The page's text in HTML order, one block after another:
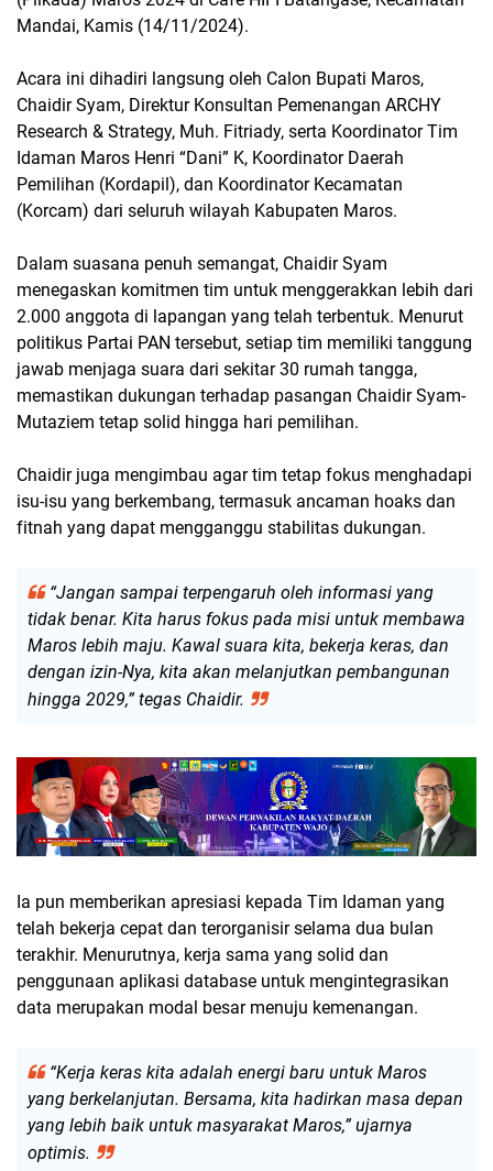
Mandai, Kamis (14/11/2024).
Acara ini dihadiri langsung oleh Calon Bupati Maros,
Chaidir Syam, Direktur Konsultan Pemenangan ARCHY
Research & Strategy, Muh. Fitriady, serta Koordinator Tim
Idaman Maros Henri “Dani” K, Koordinator Daerah
Pemilihan (Kordapil), dan Koordinator Kecamatan
(Korcam) dari seluruh wilayah Kabupaten Maros.
Dalam suasana penuh semangat, Chaidir Syam
menegaskan komitmen tim untuk menggerakkan lebih dari
2.000 anggota di lapangan yang telah terbentuk. Menurut
politikus Partai PAN tersebut, setiap tim memiliki tanggung
jawab menjaga suara dari sekitar 30 rumah tangga,
memastikan dukungan terhadap pasangan Chaidir Syam-
Mutaziem tetap solid hingga hari pemilihan.
Chaidir juga mengimbau agar tim tetap fokus menghadapi
isu-isu yang berkembang, termasuk ancaman hoaks dan
fitnah yang dapat mengganggu stabilitas dukungan.
“Jangan sampai terpengaruh oleh informasi yang
tidak benar. Kita harus fokus pada misi untuk membawa
Maros lebih maju. Kawal suara kita, bekerja keras, dan
dengan izin-Nya, kita akan melanjutkan pembangunan
hingga 2029,” tegas Chaidir.
Ia pun memberikan apresiasi kepada Tim Idaman yang
telah bekerja cepat dan terorganisir selama dua bulan
terakhir. Menurutnya, kerja sama yang solid dan
penggunaan aplikasi database untuk mengintegrasikan
data merupakan modal besar menuju kemenangan.
“Kerja keras kita adalah energi baru untuk Maros
yang berkelanjutan. Bersama, kita hadirkan masa depan
yang lebih baik untuk masyarakat Maros,” ujarnya
optimis.